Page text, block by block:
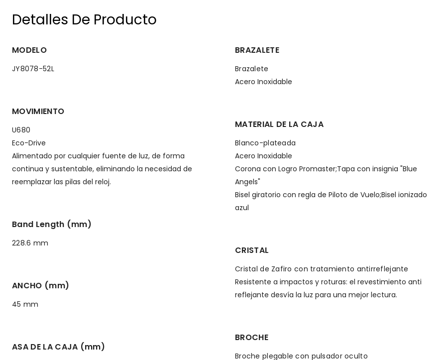
Detalles De Producto
MODELO
JY8078-52L
MOVIMIENTO
U680
Eco-Drive
Alimentado por cualquier fuente de luz, de forma
continua y sustentable, eliminando la necesidad de
reemplazar las pilas del reloj.
Band Length (mm)
228.6 mm
ANCHO (mm)
45 mm
ASA DE LA CAJA (mm)
BRAZALETE
Brazalete
Acero Inoxidable
MATERIAL DE LA CAJA
Blanco-plateada
Acero Inoxidable
Corona con Logro Promaster;Tapa con insignia "Blue
Angels"
Bisel giratorio con regla de Piloto de Vuelo;Bisel ionizado
azul
CRISTAL
Cristal de Zafiro con tratamiento antirreflejante
Resistente a impactos y roturas: el revestimiento anti
reflejante desvía la luz para una mejor lectura.
BROCHE
Broche plegable con pulsador oculto